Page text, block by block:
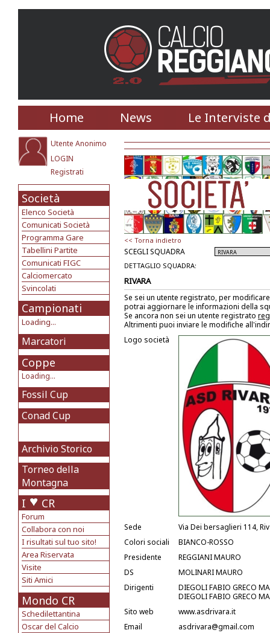
Home News Le Interviste
Utente Anonimo
LOGIN
Registrati
Società
Elenco Società
Comunicati Società
Programma Gare
Tabellini Partite
Comunicati FIGC
Calciomercato
Svincolati
Campionati
Loading...
Marcatori
Coppe
Loading...
Fossil Cup
Conad Cup
Archivio Storico
Torneo della
Montagna
I CR
Forum
Collabora con noi
I risultati sul tuo sito!
Area Riservata
Visite
Siti Amici
Mondo CR
Schedilettantina
Oscar del Calcio
<< Torna indietro
SCEGLI SQUADRA
DETTAGLIO SQUADRA:
RIVARA
Se sei un utente registrato, per
potrai aggiornare le informazioni della
Se ancora non sei un utente registrato
Altrimenti puoi inviare le modifiche
Logo società
Sede
Via Dei bersaglieri 114,
Colori sociali
BIANCO-ROSSO
Presidente
REGGIANI MAURO
DS
MOLINARI MAURO
Dirigenti
DIEGOLI FABIO GRECO
DIEGOLI FABIO GRECO
Sito web
www.asdrivara.it
Email
asdrivara@gmail.com